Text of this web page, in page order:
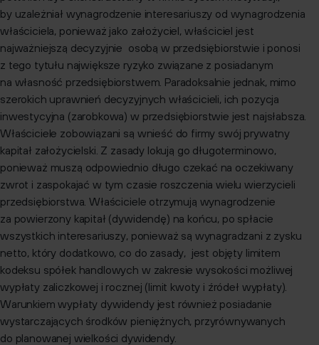
by uzależniał wynagrodzenie interesariuszy od wynagrodzenia
właściciela, ponieważ jako założyciel, właściciel jest
najważniejszą decyzyjnie osobą w przedsiębiorstwie i ponosi
z tego tytułu największe ryzyko związane z posiadanym
na własność przedsiębiorstwem. Paradoksalnie jednak, mimo
szerokich uprawnień decyzyjnych właścicieli, ich pozycja
inwestycyjna (zarobkowa) w przedsiębiorstwie jest najsłabsza.
Właściciele zobowiązani są wnieść do firmy swój prywatny
kapitał założycielski. Z zasady lokują go długoterminowo,
ponieważ muszą odpowiednio długo czekać na oczekiwany
zwrot i zaspokajać w tym czasie roszczenia wielu wierzycieli
przedsiębiorstwa. Właściciele otrzymują wynagrodzenie
za powierzony kapitał (dywidendę) na końcu, po spłacie
wszystkich interesariuszy, ponieważ są wynagradzani z zysku
netto, który dodatkowo, co do zasady, jest objęty limitem
kodeksu spółek handlowych w zakresie wysokości możliwej
wypłaty zaliczkowej i rocznej (limit kwoty i źródeł wypłaty).
Warunkiem wypłaty dywidendy jest również posiadanie
wystarczających środków pieniężnych, przyrównywanych
do planowanej wielkości dywidendy.